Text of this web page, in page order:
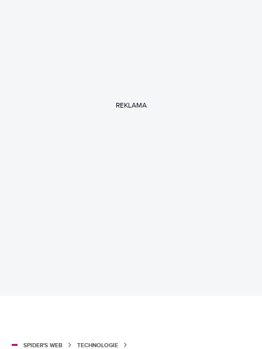
REKLAMA
SPIDER'S WEB TECHNOLOGIE